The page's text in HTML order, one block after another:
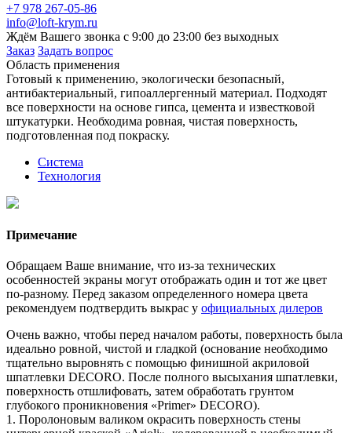
+7 978 267-05-86
info@loft-krym.ru
Ждём Вашего звонка с 9:00 до 23:00 без выходных
Заказ Задать вопрос
Область применения
Готовый к применению, экологически безопасный,
антибактериальный, гипоаллергенный материал. Подходят
все поверхности на основе гипса, цемента и известковой
штукатурки. Необходима ровная, чистая поверхность,
подготовленная под покраску.
Система
Технология
Примечание
Обращаем Ваше внимание, что из-за технических
особенностей экраны могут отображать один и тот же цвет
по-разному. Перед заказом определенного номера цвета
рекомендуем подтвердить выкрас у официальных дилеров
Очень важно, чтобы перед началом работы, поверхность была
идеально ровной, чистой и гладкой (основание необходимо
тщательно выровнять с помощью финишной акриловой
шпатлевки DECORO. После полного высыхания шпатлевки,
поверхность отшлифовать, затем обработать грунтом
глубокого проникновения «Primer» DECORO).
1. Поролоновым валиком окрасить поверхность стены